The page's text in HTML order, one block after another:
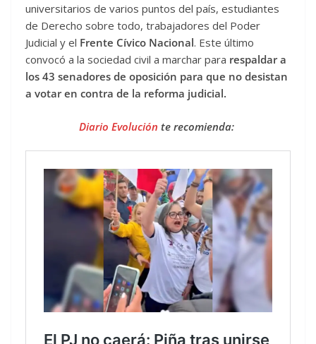
universitarios de varios puntos del país, estudiantes
de Derecho sobre todo, trabajadores del Poder
Judicial y el Frente Cívico Nacional. Este último
convocó a la sociedad civil a marchar para respaldar a
los 43 senadores de oposición para que no desistan
a votar en contra de la reforma judicial.
Diario Evolución te recomienda: